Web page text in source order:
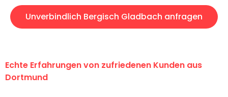
Unverbindlich Bergisch Gladbach anfragen
Echte Erfahrungen von zufriedenen Kunden aus
Dortmund